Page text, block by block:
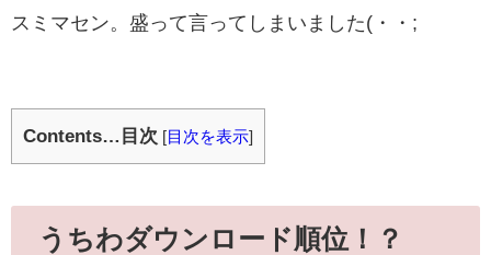
スミマセン。盛って言ってしまいました(・・;
Contents…目次 [ 目次を表示]
うちわダウンロード順位！？